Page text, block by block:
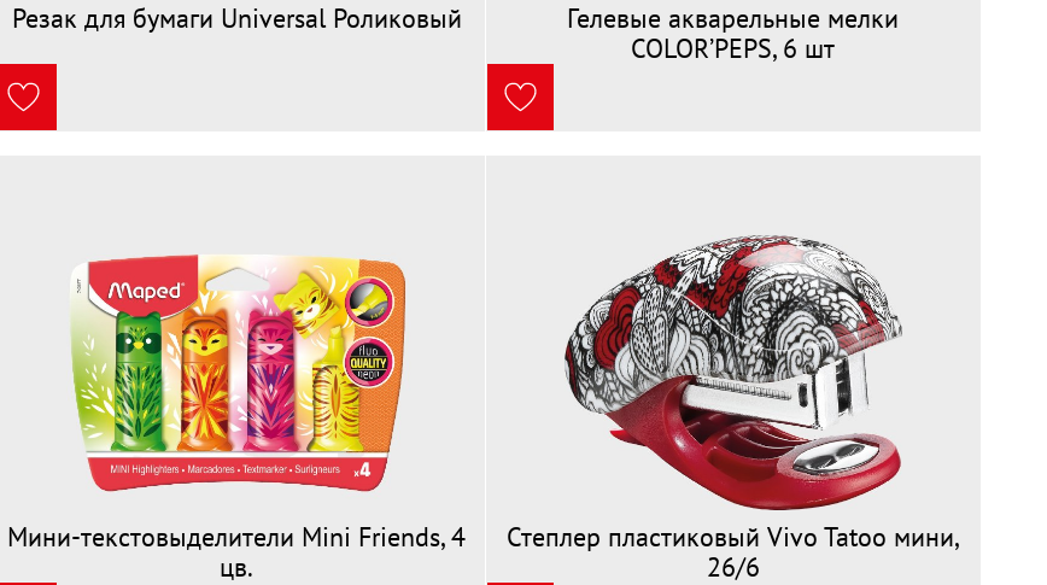
Резак для бумаги Universal Роликовый
Гелевые акварельные мелки
COLOR’PEPS, 6 шт
Мини-текстовыделители Mini Friends, 4
цв.
Степлер пластиковый Vivo Tatoo мини,
26/6